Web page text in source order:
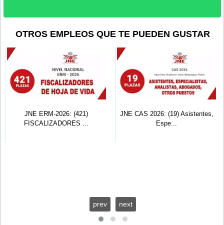
OTROS EMPLEOS QUE TE PUEDEN GUSTAR
JNE ERM-2026: (421)
FISCALIZADORES ...
JNE CAS 2026: (19) Asistentes,
Espe...
prev next